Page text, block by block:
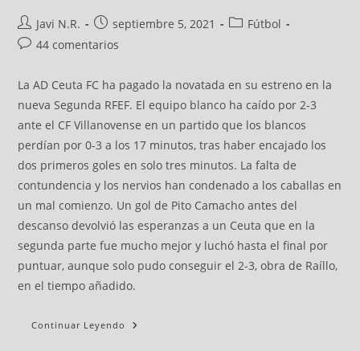
Javi N.R. septiembre 5, 2021
Fútbol
44 comentarios
La AD Ceuta FC ha pagado la novatada en su estreno en la
nueva Segunda RFEF. El equipo blanco ha caído por 2-3
ante el CF Villanovense en un partido que los blancos
perdían por 0-3 a los 17 minutos, tras haber encajado los
dos primeros goles en solo tres minutos. La falta de
contundencia y los nervios han condenado a los caballas en
un mal comienzo. Un gol de Pito Camacho antes del
descanso devolvió las esperanzas a un Ceuta que en la
segunda parte fue mucho mejor y luchó hasta el final por
puntuar, aunque solo pudo conseguir el 2-3, obra de Raíllo,
en el tiempo añadido.
Continuar Leyendo